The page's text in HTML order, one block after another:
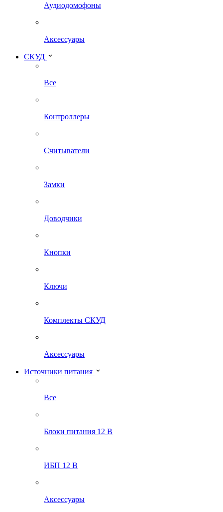
Аудиодомофоны
Аксессуары
СКУД
Все
Контроллеры
Считыватели
Замки
Доводчики
Кнопки
Ключи
Комплекты СКУД
Аксессуары
Источники питания
Все
Блоки питания 12 В
ИБП 12 В
Аксессуары